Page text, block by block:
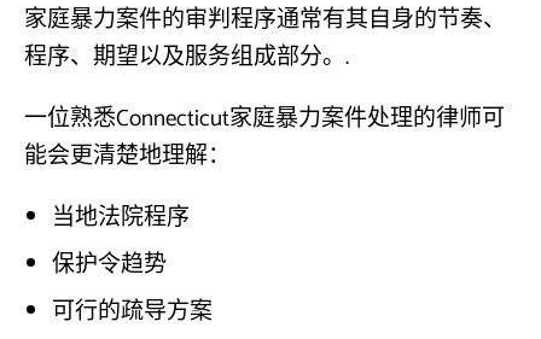
家庭暴力案件的审判程序通常有其自身的节奏、
程序、期望以及服务组成部分。.
一位熟悉Connecticut家庭暴力案件处理的律师可
能会更清楚地理解：
当地法院程序
保护令趋势
可行的疏导方案